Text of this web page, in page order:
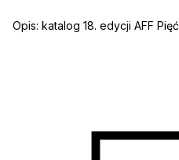
Opis: katalog 18. edycji AFF